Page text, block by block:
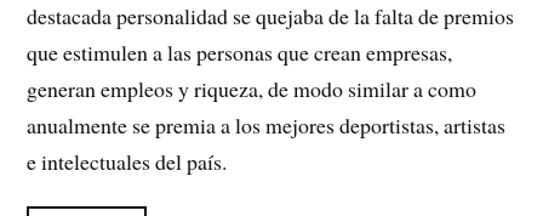
destacada personalidad se quejaba de la falta de premios
que estimulen a las personas que crean empresas,
generan empleos y riqueza, de modo similar a como
anualmente se premia a los mejores deportistas, artistas
e intelectuales del país.